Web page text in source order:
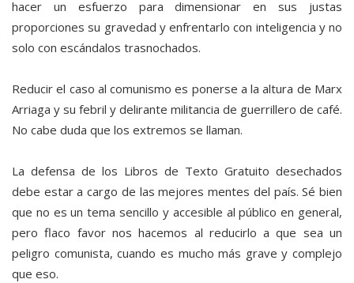
hacer un esfuerzo para dimensionar en sus justas
proporciones su gravedad y enfrentarlo con inteligencia y no
solo con escándalos trasnochados.
Reducir el caso al comunismo es ponerse a la altura de Marx
Arriaga y su febril y delirante militancia de guerrillero de café.
No cabe duda que los extremos se llaman.
La defensa de los Libros de Texto Gratuito desechados
debe estar a cargo de las mejores mentes del país. Sé bien
que no es un tema sencillo y accesible al público en general,
pero flaco favor nos hacemos al reducirlo a que sea un
peligro comunista, cuando es mucho más grave y complejo
que eso.